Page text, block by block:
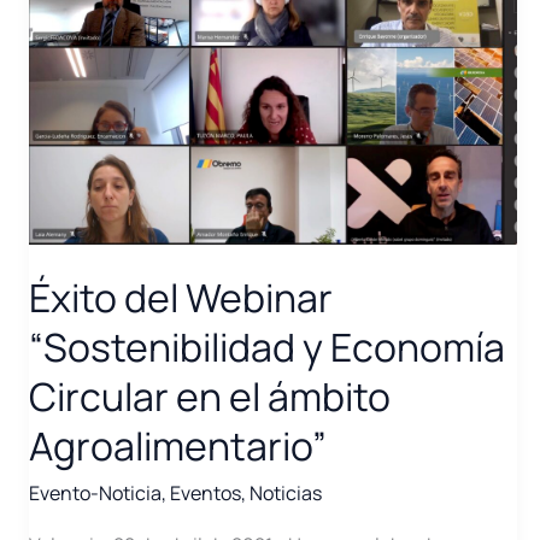
Éxito del Webinar
“Sostenibilidad y Economía
Circular en el ámbito
Agroalimentario”
Evento-Noticia, Eventos, Noticias